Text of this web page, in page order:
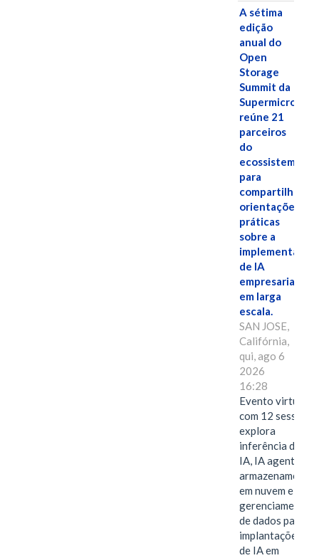
A sétima
edição
anual do
Open
Storage
Summit da
Supermicro
reúne 21
parceiros
do
ecossistema
para
compartilhar
orientações
práticas
sobre a
implementação
de IA
empresarial
em larga
escala.
SAN JOSE,
Califórnia,
qui, ago 6
2026
16:28
Evento virtual
com 12 sessões
explora
inferência de
IA, IA agentiva,
armazenamento
em nuvem e
gerenciamento
de dados para
implantações
de IA em